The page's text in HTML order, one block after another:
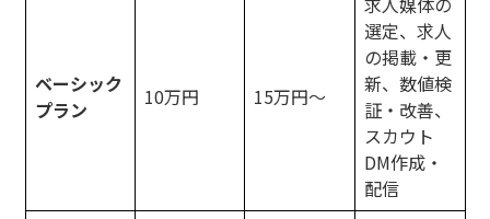
ベーシック
プラン
10万円 15万円～
選定、求人
の掲載・更
新、数値検
証・改善、
スカウト
DM作成・
配信